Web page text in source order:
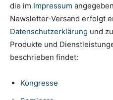
die im Impressum
Newsletter-Versand erfolgt
Datenschutzerklärung und
Produkte und
beschrieben findet:
Kongresse